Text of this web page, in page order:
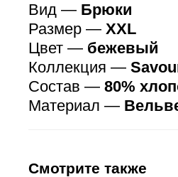
Вид — Брюки
Размер — XXL
Цвет — бежевый
Коллекция —
Состав — 80%
Материал —
Смотрите также